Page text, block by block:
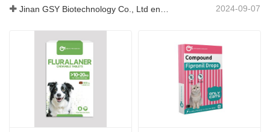
Jinan GSY Biotechnology Co., Ltd en la exposición VIV de Nanjing 2024-09-07